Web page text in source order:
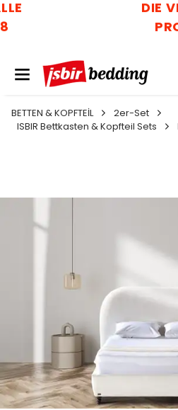
DIE
PRODUKTE
BETTEN & KOPFTEİL
2er-Set
ISBIR Bettkasten & Kopfteil Sets